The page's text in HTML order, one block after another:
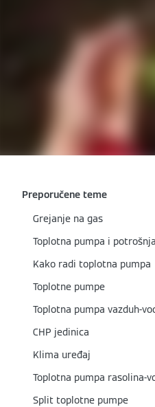
Preporučene teme
Grejanje na gas
Toplotna pumpa i
Kako radi toplotna pumpa
Toplotne pumpe
Toplotna pumpa vazduh-
CHP jedinica
Klima uređaj
Toplotna pumpa rasolina-
Split toplotne pumpe